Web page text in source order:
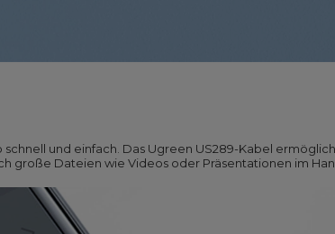
und einfach. Das Ugreen US289-Kabel
große Dateien wie Videos oder Präsentationen im